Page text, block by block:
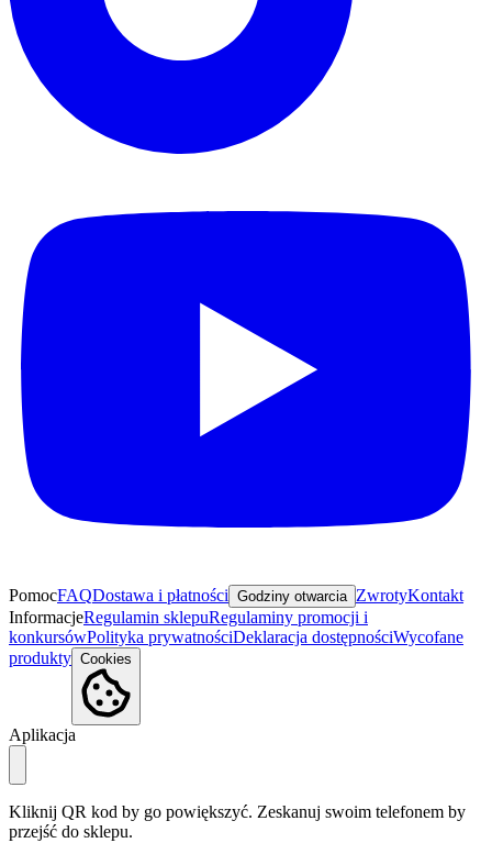
PomocFAQDostawa i płatności Godziny otwarcia ZwrotyKontakt
InformacjeRegulamin sklepuRegulaminy promocji i
konkursówPolityka prywatnościDeklaracja dostępnościWycofane
produkty Cookies
Aplikacja
Kliknij QR kod by go powiększyć. Zeskanuj swoim telefonem by
przejść do sklepu.